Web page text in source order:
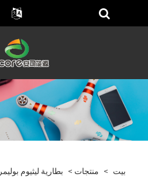
بيت > منتجات > بطارية ليثيوم بوليمر